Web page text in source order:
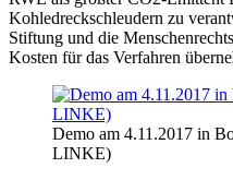
Kohledreckschleudern zu
Stiftung und die
Kosten für das Verfahren
Demo am 4.11.2017 in
LINKE)